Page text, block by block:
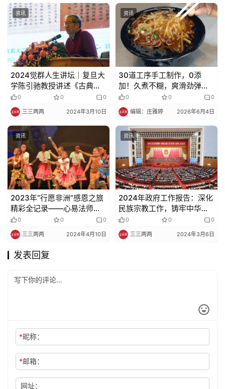
资讯
2024觉群人生讲坛｜复旦大
学陈引驰教授讲述《古典诗
歌与佛教》
0 0 0
三三两两 2024年3月10日
资讯
30道工序手工制作，0添
加！久煮不糊，爽滑劲弹的
山药粉为你们找到啦！
0 0 0
编辑：庄雅婷 2026年6月4日
资讯
2023年“行愿非洲”感恩之旅
精彩全记录——心易法师
（二）
0 0 0
三三两两 2024年4月10日
资讯
2024年政府工作报告：深化
民族宗教工作，铸牢中华民
族共同体意识
0 0 0
三三两两 2024年3月6日
发表回复
*昵称：
*邮箱：
网址：